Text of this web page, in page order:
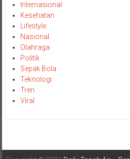
Internasional
Kesehatan
Lifestyle
Nasional
Olahraga
Politik
Sepak Bola
Teknologi
Tren
Viral